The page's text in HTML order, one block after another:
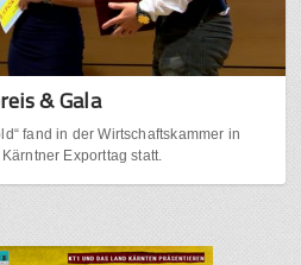
& Gala
fand in der Wirtschaftskammer in
Exporttag statt.